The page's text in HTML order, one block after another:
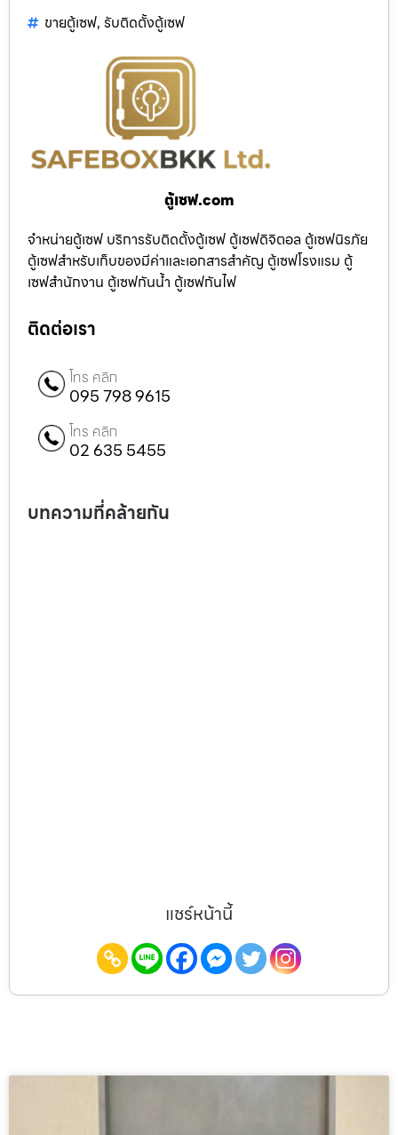
ขายตู้เซฟ, รับติดตั้งตู้เซฟ
ตู้เซฟ.com
จำหน่ายตู้เซฟ บริการรับติดตั้งตู้เซฟ ตู้เซฟดิจิตอล ตู้เซฟนิรภัย
ตู้เซฟสำหรับเก็บของมีค่าและเอกสารสำคัญ ตู้เซฟโรงแรม ตู้
เซฟสำนักงาน ตู้เซฟกันน้ำ ตู้เซฟกันไฟ
ติดต่อเรา
โทร คลิก
095 798 9615
โทร คลิก
02 635 5455
บทความที่คล้ายกัน
แชร์หน้านี้